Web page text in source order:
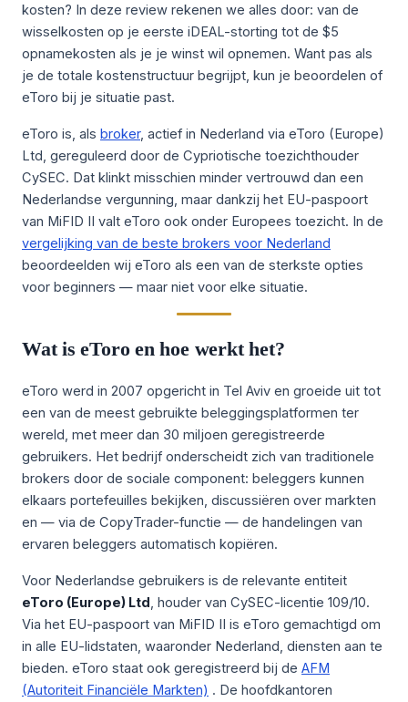
kosten? In deze review rekenen we alles door: van de
wisselkosten op je eerste iDEAL-storting tot de $5
opnamekosten als je je winst wil opnemen. Want pas als
je de totale kostenstructuur begrijpt, kun je beoordelen of
eToro bij je situatie past.
eToro is, als broker, actief in Nederland via eToro (Europe)
Ltd, gereguleerd door de Cypriotische toezichthouder
CySEC. Dat klinkt misschien minder vertrouwd dan een
Nederlandse vergunning, maar dankzij het EU-paspoort
van MiFID II valt eToro ook onder Europees toezicht. In de
vergelijking van de beste brokers voor Nederland
beoordeelden wij eToro als een van de sterkste opties
voor beginners — maar niet voor elke situatie.
Wat is eToro en hoe werkt het?
eToro werd in 2007 opgericht in Tel Aviv en groeide uit tot
een van de meest gebruikte beleggingsplatformen ter
wereld, met meer dan 30 miljoen geregistreerde
gebruikers. Het bedrijf onderscheidt zich van traditionele
brokers door de sociale component: beleggers kunnen
elkaars portefeuilles bekijken, discussiëren over markten
en — via de CopyTrader-functie — de handelingen van
ervaren beleggers automatisch kopiëren.
Voor Nederlandse gebruikers is de relevante entiteit
eToro (Europe) Ltd, houder van CySEC-licentie 109/10.
Via het EU-paspoort van MiFID II is eToro gemachtigd om
in alle EU-lidstaten, waaronder Nederland, diensten aan te
bieden. eToro staat ook geregistreerd bij de AFM
(Autoriteit Financiële Markten) . De hoofdkantoren